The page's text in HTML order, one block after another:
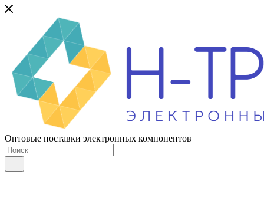
Оптовые поставки электронных компонентов